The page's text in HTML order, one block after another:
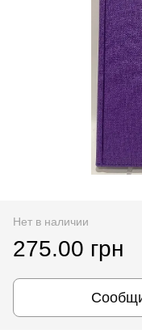
Нет в наличии
275.00 грн